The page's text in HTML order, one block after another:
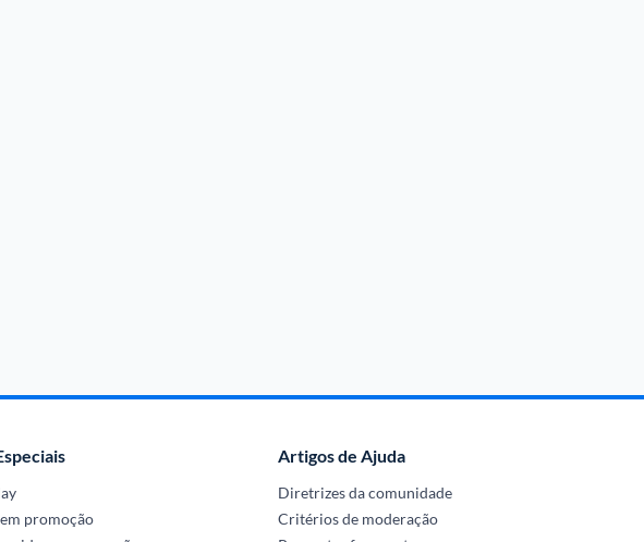
promoção
Artigos de Ajuda
Diretrizes da comunidade
Critérios de moderação